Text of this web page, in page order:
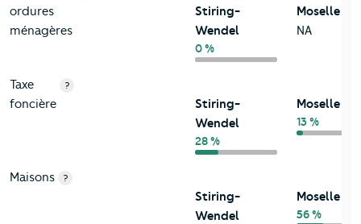
ordures
ménagères
Stiring-
Wendel
0 %
Moselle
NA
Taxe
foncière
?
Stiring-
Wendel
28 %
Moselle
13 %
Maisons ?
Stiring-
Wendel
Moselle
56 %